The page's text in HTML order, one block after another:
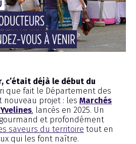
c’était déjà le début du
que fait le Département des
nouveau projet : les Marchés
, lancés en 2025. Un
et profondément
saveurs du territoire tout en
qui les font naître.